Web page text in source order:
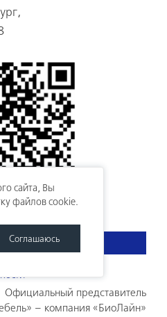
С НАМИ
Официальный представитель
– компания «БиоЛайн»
сайта, Вы
файлов cookie.
Соглашаюсь